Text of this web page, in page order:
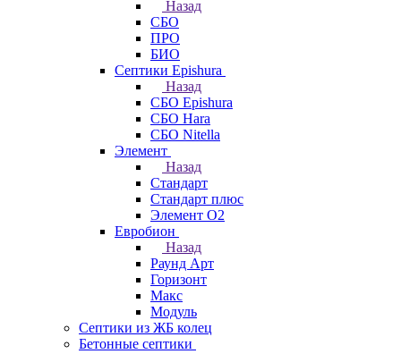
Назад
СБО
ПРО
БИО
Септики Epishura
Назад
СБО Epishura
СБО Hara
СБО Nitella
Элемент
Назад
Стандарт
Стандарт плюс
Элемент О2
Евробион
Назад
Раунд Арт
Горизонт
Макс
Модуль
Септики из ЖБ колец
Бетонные септики